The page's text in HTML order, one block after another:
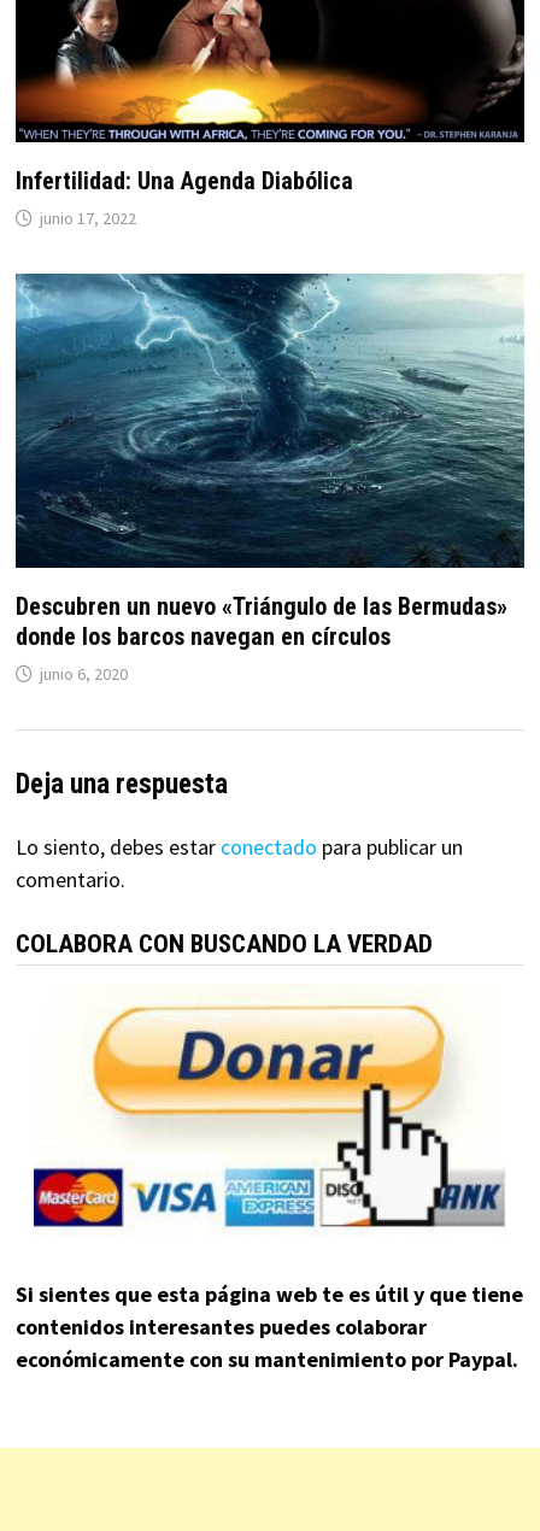
Infertilidad: Una Agenda Diabólica
junio 17, 2022
Descubren un nuevo «Triángulo de las Bermudas»
donde los barcos navegan en círculos
junio 6, 2020
Deja una respuesta
Lo siento, debes estar conectado para publicar un
comentario.
COLABORA CON BUSCANDO LA VERDAD
Si sientes que esta página web te es útil y que tiene
contenidos interesantes puedes colaborar
económicamente con su mantenimiento por Paypal.